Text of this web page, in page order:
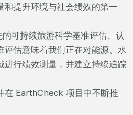
和提升环境与社会绩效的第一
可持续旅游科学基准评估、认
评估意味着我们正在对能源、水
进行绩效测量，并建立持续追踪
在 EarthCheck 项目中不断推